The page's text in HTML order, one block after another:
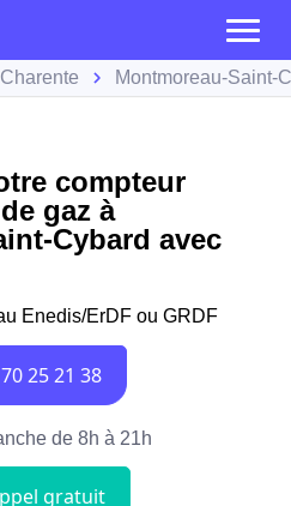
Charente Montmoreau-Saint-